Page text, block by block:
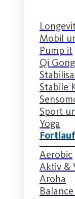
Mobil
Pump it
Qi Gong
Stabile
Sport
Yoga
Aerobic
Aktiv &
Aroha